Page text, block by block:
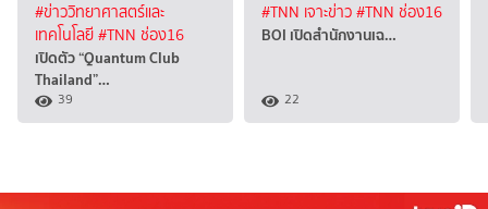
#ข่าววิทยาศาสตร์และ
เทคโนโลยี#TNN ช่อง16
เปิดตัว “Quantum Club
Thailand”…
39
#TNN เจาะข่าว#TNN ช่อง16
BOI เปิดสำนักงานเฉ…
22